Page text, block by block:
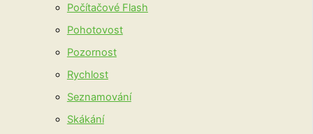
Počítačové Flash
Pohotovost
Pozornost
Rychlost
Seznamování
Skákání